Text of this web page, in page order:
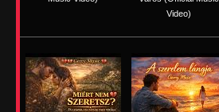
Video)